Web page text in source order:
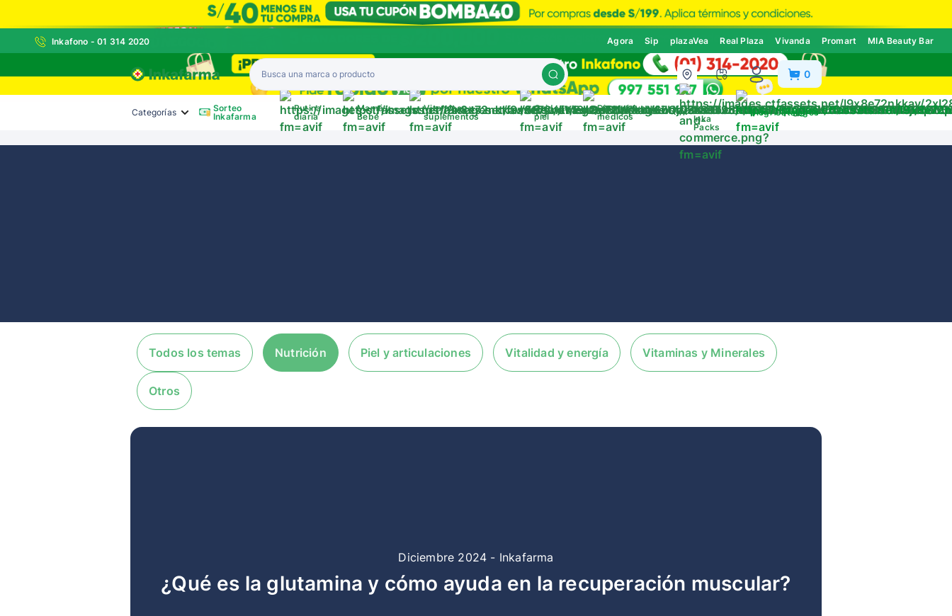
Inkafono - 01 314 2020 Agora Sip plazaVea Real Plaza Vivanda Promart MIA Beauty Bar
0
Categorías
Sorteo
Inkafarma
Rutina
diaria
Mamá y
Bebé
Vitaminas y
suplementos
Cuida tu
piel
Dispositivos
médicos
Inka
Packs
Blog Catálogos
Todos los temas Nutrición Piel y articulaciones Vitalidad y energía Vitaminas y Minerales
Otros
Diciembre 2024 - Inkafarma
¿Qué es la glutamina y cómo ayuda en la recuperación muscular?